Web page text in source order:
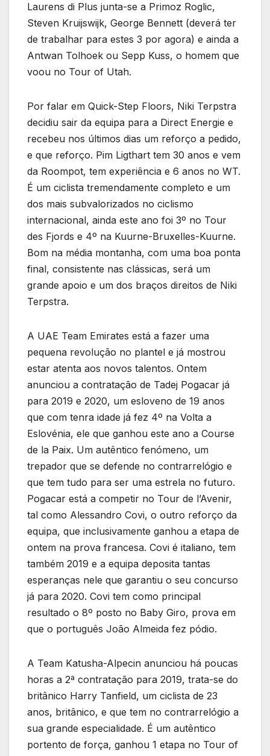
Laurens di Plus junta-se a Primoz Roglic,
Steven Kruijswijk, George Bennett (deverá ter
de trabalhar para estes 3 por agora) e ainda a
Antwan Tolhoek ou Sepp Kuss, o homem que
voou no Tour of Utah.
Por falar em Quick-Step Floors, Niki Terpstra
decidiu sair da equipa para a Direct Energie e
recebeu nos últimos dias um reforço a pedido,
e que reforço. Pim Ligthart tem 30 anos e vem
da Roompot, tem experiência e 6 anos no WT.
É um ciclista tremendamente completo e um
dos mais subvalorizados no ciclismo
internacional, ainda este ano foi 3º no Tour
des Fjords e 4º na Kuurne-Bruxelles-Kuurne.
Bom na média montanha, com uma boa ponta
final, consistente nas clássicas, será um
grande apoio e um dos braços direitos de Niki
Terpstra.
A UAE Team Emirates está a fazer uma
pequena revolução no plantel e já mostrou
estar atenta aos novos talentos. Ontem
anunciou a contratação de Tadej Pogacar já
para 2019 e 2020, um esloveno de 19 anos
que com tenra idade já fez 4º na Volta a
Eslovénia, ele que ganhou este ano a Course
de la Paix. Um autêntico fenómeno, um
trepador que se defende no contrarrelógio e
que tem tudo para ser uma estrela no futuro.
Pogacar está a competir no Tour de l’Avenir,
tal como Alessandro Covi, o outro reforço da
equipa, que inclusivamente ganhou a etapa de
ontem na prova francesa. Covi é italiano, tem
também 2019 e a equipa deposita tantas
esperanças nele que garantiu o seu concurso
já para 2020. Covi tem como principal
resultado o 8º posto no Baby Giro, prova em
que o português João Almeida fez pódio.
A Team Katusha-Alpecin anunciou há poucas
horas a 2ª contratação para 2019, trata-se do
britânico Harry Tanfield, um ciclista de 23
anos, britânico, e que tem no contrarrelógio a
sua grande especialidade. É um autêntico
portento de força, ganhou 1 etapa no Tour of